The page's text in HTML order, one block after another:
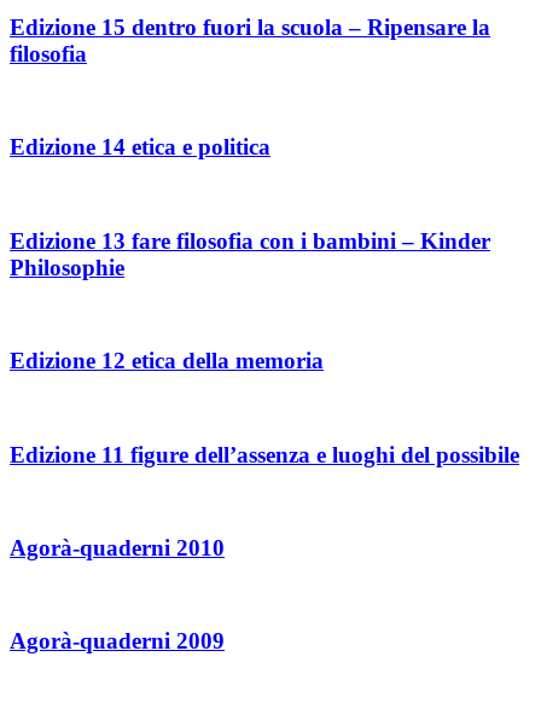
Edizione 15 dentro fuori la scuola – Ripensare la
filosofia
Edizione 14 etica e politica
Edizione 13 fare filosofia con i bambini – Kinder
Philosophie
Edizione 12 etica della memoria
Edizione 11 figure dell’assenza e luoghi del possibile
Agorà-quaderni 2010
Agorà-quaderni 2009